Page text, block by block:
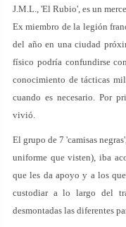
J.M.L., 'El Rubio', es un
Ex miembro de la legión
del año en una ciudad
físico podría confundirse
conocimiento de tácticas
cuando es necesario. Por
vivió.
El grupo de 7 'camisas
uniforme que visten), iba
que les da apoyo y a los
custodiar a lo largo del
desmontadas las diferentes